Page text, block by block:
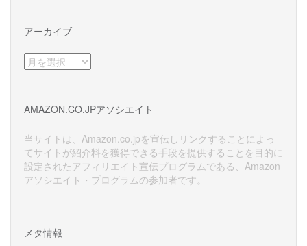
アーカイブ
ア
ー
ブ
AMAZON.CO.JPアソシエイト
当サイトは、Amazon.co.jpを宣伝しリンクすることによっ
てサイトが紹介料を獲得できる手段を提供することを目的に
設定されたアフィリエイト宣伝プログラムである、Amazon
アソシエイト・プログラムの参加者です。
メタ情報